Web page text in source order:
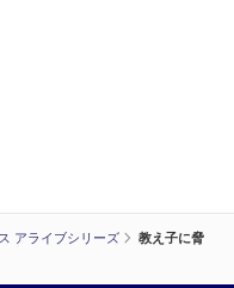
アライブシリーズ
教え子に脅